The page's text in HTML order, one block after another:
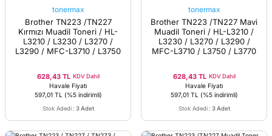
tonermax
Brother TN223 /TN227
Kırmızı Muadil Toneri / HL-
L3210 / L3230 / L3270 /
L3290 / MFC-L3710 / L3750
628,43 TL KDV Dahil
Havale Fiyatı
597,01 TL
(%5 indirimli)
Stok Adedi : 3 Adet
tonermax
Brother TN223 /TN227 Mavi
Muadil Toneri / HL-L3210 /
L3230 / L3270 / L3290 /
MFC-L3710 / L3750 / L3770
628,43 TL KDV Dahil
Havale Fiyatı
597,01 TL
(%5 indirimli)
Stok Adedi : 3 Adet